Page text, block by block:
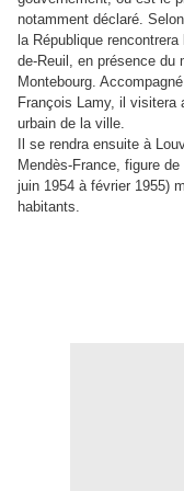
notamment déclaré.
la République
de-Reuil, en présence du
Montebourg.
François Lamy, il visitera
urbain de la ville.
Il se rendra ensuite à
Mendès-France, figure
juin 1954 à février 1955)
habitants.